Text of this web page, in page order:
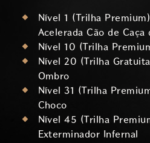
Nível 1 (Trilha
Acelerada Cão de Caça
Nível 10 (Trilha
Nível 20 (Trilha
Ombro
Nível 31 (Trilha
Choco
Nível 45 (Trilha
Exterminador Infernal